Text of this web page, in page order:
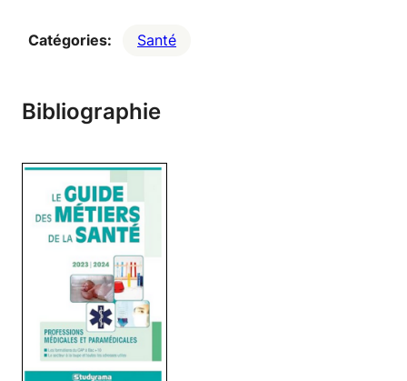
Catégories: Santé
Bibliographie